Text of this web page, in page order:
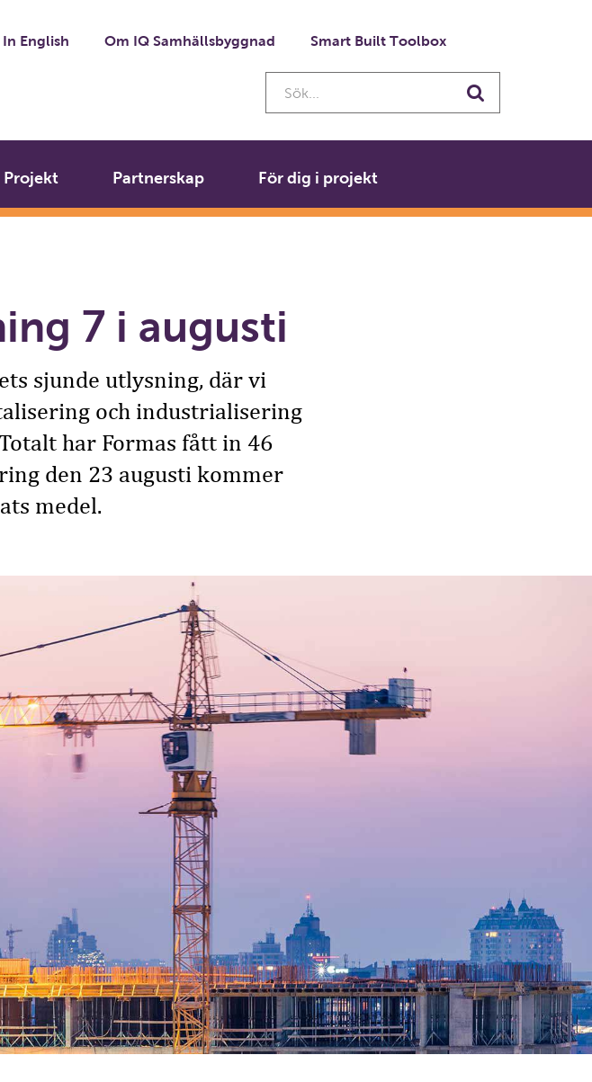
In English Om IQ Samhällsbyggnad Smart Built Toolbox
Sök
Projekt Partnerskap För dig i projekt
7 i augusti
sjunde utlysning, där vi
och industrialisering
har Formas fått in 46
den 23 augusti kommer
medel.